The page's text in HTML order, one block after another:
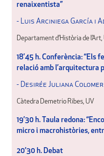
renaixentista”
- Luis Arciniega García i
Departament d’Història de l’Art,
18’45 h. Conferència: “Els
relació amb l’arquitectura
- Desirée Juliana Colomer
Càtedra Demetrio Ribes, UV
19’30 h. Taula redona:
micro i macrohistòries,
20’30 h. Debat